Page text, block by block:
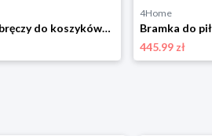
Zestaw obręczy do koszykówki i piłek My Hood304001, 2 szt.
4Home
445.99 zł